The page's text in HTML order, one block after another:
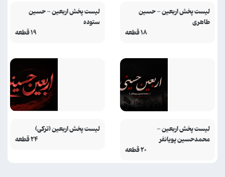
۱۸ قطعه
لیست پخش اربعین - حسین
طاهری
۱۹ قطعه
لیست پخش اربعین - حسین
ستوده
۲۰ قطعه
لیست پخش اربعین -
محمدحسین پویانفر
۲۴ قطعه
لیست پخش اربعین (ترکی)